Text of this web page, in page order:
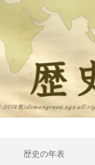
歴史の年表